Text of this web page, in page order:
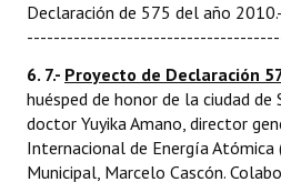
Declaración de 575 del año
6. 7.- Proyecto de Declaración
huésped de honor de la ciudad
doctor Yuyika Amano, director
Internacional de Energía Atómica
Municipal, Marcelo Cascón.